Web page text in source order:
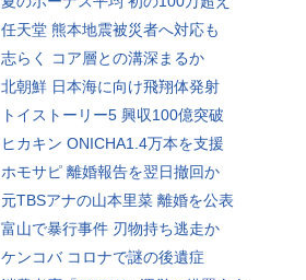
任天堂 熊本地震被災者へ対応も
志らく コア層との溝深まるか
北朝鮮 日本海に向け飛翔体発射
トイストーリー5 興収100億突破
ヒカキン ONICHA1.4万本を支援
ホモサピ 離婚報告を翌日撤回か
元TBSアナの山本里菜 離婚を公表
富山で暴行事件 刃物持ち逃走か
ケンコバ コロナで謎の後遺症